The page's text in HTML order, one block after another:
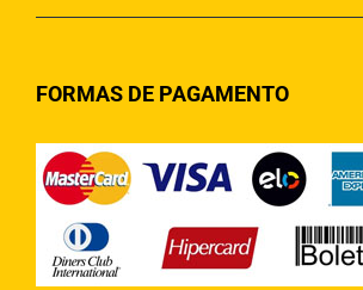
FORMAS DE PAGAMENTO